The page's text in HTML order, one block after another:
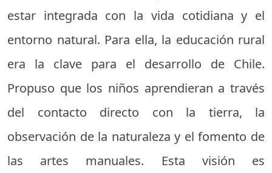
estar integrada con la vida cotidiana y el
entorno natural. Para ella, la educación rural
era la clave para el desarrollo de Chile.
Propuso que los niños aprendieran a través
del contacto directo con la tierra, la
observación de la naturaleza y el fomento de
las artes manuales. Esta visión es